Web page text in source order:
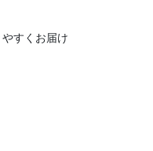
すくお届け